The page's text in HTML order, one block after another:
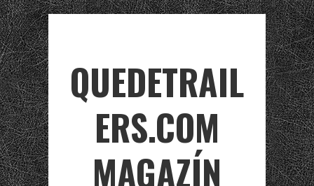
QUEDETRAIL
ERS.COM
MAGAZÍN